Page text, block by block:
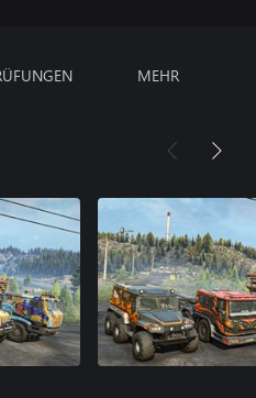
MEHR